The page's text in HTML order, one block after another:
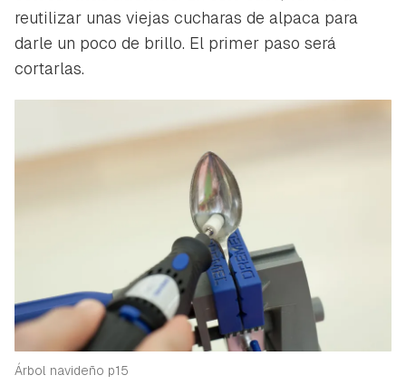
reutilizar unas viejas cucharas de alpaca para
darle un poco de brillo. El primer paso será
cortarlas.
Árbol navideño p15